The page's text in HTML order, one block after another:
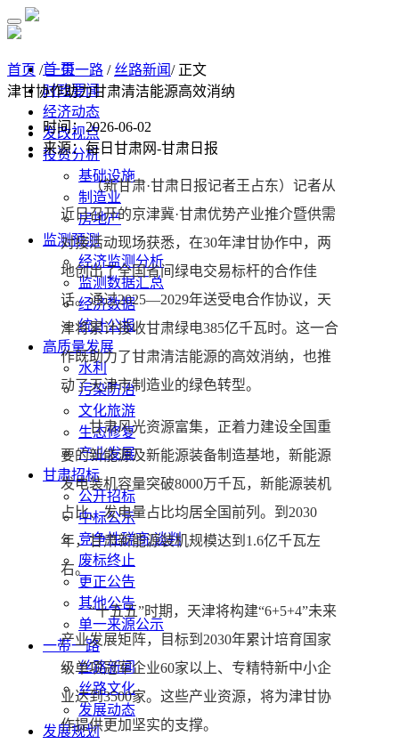
首 页
时政要闻
经济动态
发改视点
投资分析
基础设施
制造业
房地产
监测预测
经济监测分析
监测数据汇总
经济数据
统计公报
高质量发展
水利
污染防治
文化旅游
生态修复
产业发展
甘肃招标
公开招标
中标公示
竞争性磋商/谈判
废标终止
更正公告
其他公告
单一来源公示
一带一路
丝路新闻
丝路文化
发展动态
发展规划
首页 /一带一路 / 丝路新闻/ 正文
津甘协作助力甘肃清洁能源高效消纳
时间：2026-06-02
来源：每日甘肃网-甘肃日报
（新甘肃·甘肃日报记者王占东）记者从
近日召开的京津冀·甘肃优势产业推介暨供需
对接活动现场获悉，在30年津甘协作中，两
地创出了全国省间绿电交易标杆的合作佳
话。通过2025—2029年送受电合作协议，天
津将累计接收甘肃绿电385亿千瓦时。这一合
作既助力了甘肃清洁能源的高效消纳，也推
动了天津市制造业的绿色转型。
甘肃风光资源富集，正着力建设全国重
要的新能源及新能源装备制造基地，新能源
发电装机容量突破8000万千瓦，新能源装机
占比、发电量占比均居全国前列。到2030
年，甘肃新能源装机规模达到1.6亿千瓦左
右。
“十五五”时期，天津将构建“6+5+4”未来
产业发展矩阵，目标到2030年累计培育国家
级单项冠军企业60家以上、专精特新中小企
业达到3500家。这些产业资源，将为津甘协
作提供更加坚实的支撑。